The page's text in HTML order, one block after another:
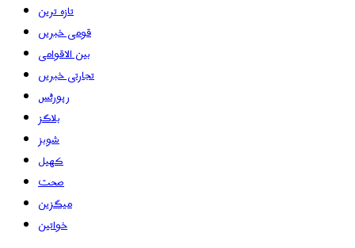
تازہ ترین
قومی خبریں
بین الاقوامی
تجارتی خبریں
رپورٹس
بلاگز
شوبز
کھیل
صحت
میگزین
خواتین